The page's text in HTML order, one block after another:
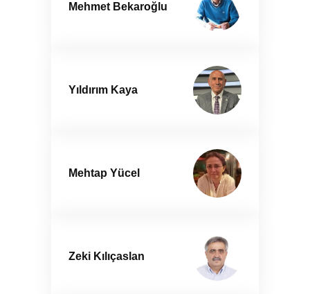
Mehmet Bekaroğlu
Yıldırım Kaya
Mehtap Yücel
Zeki Kılıçaslan